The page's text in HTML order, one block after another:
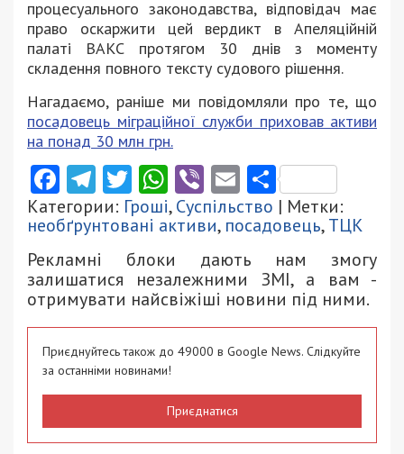
процесуального законодавства, відповідач має
право оскаржити цей вердикт в Апеляційній
палаті ВАКС протягом 30 днів з моменту
складення повного тексту судового рішення.
Нагадаємо, раніше ми повідомляли про те, що
посадовець міграційної служби приховав активи
на понад 30 млн грн.
Facebook
Telegram
Twitter
WhatsApp
ViberEmail
Категории: Гроші,Суспільство | Метки:
необґрунтовані активи, посадовець,ТЦК
Рекламні блоки дають нам змогу
залишатися незалежними ЗМІ, а вам -
отримувати найсвіжіші новини під ними.
Приєднуйтесь також до 49000 в Google News. Слідкуйте
за останніми новинами!
Приєднатися